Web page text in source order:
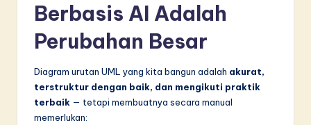
Berbasis AI Adalah
Perubahan Besar
Diagram urutan UML yang kita bangun adalah akurat,
terstruktur dengan baik, dan mengikuti praktik
terbaik — tetapi membuatnya secara manual
memerlukan: